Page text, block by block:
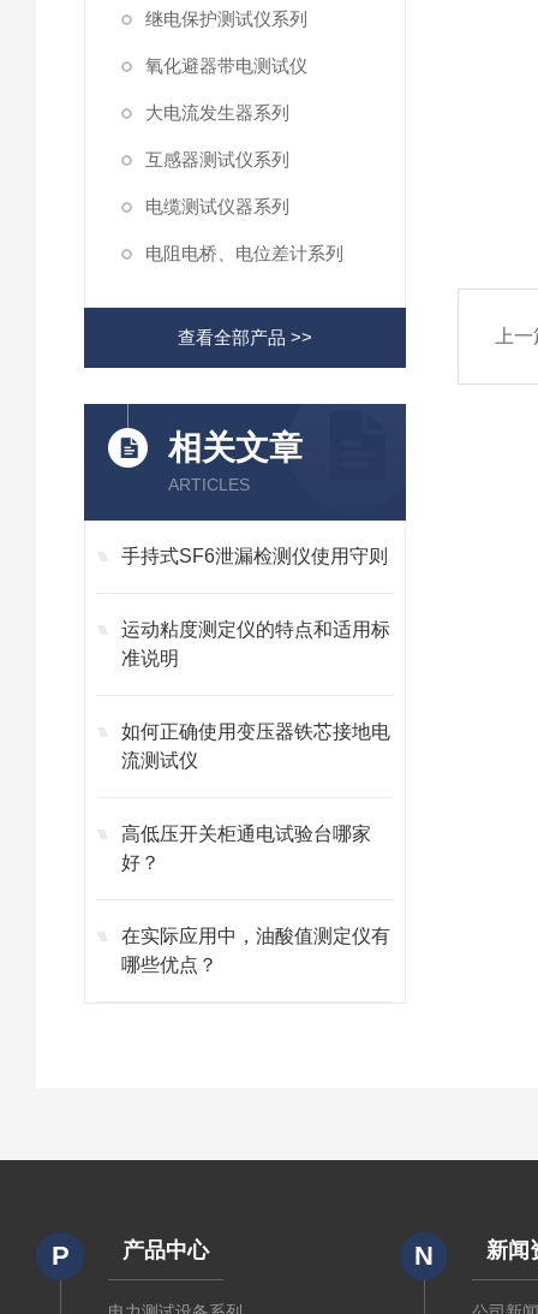
继电保护测试仪系列
氧化避器带电测试仪
大电流发生器系列
互感器测试仪系列
电缆测试仪器系列
电阻电桥、电位差计系列
查看全部产品 >>
相关文章
ARTICLES
手持式SF6泄漏检测仪使用守则
运动粘度测定仪的特点和适用标
准说明
如何正确使用变压器铁芯接地电
流测试仪
高低压开关柜通电试验台哪家
好？
在实际应用中，油酸值测定仪有
哪些优点？
上
P 产品中心 N 新闻